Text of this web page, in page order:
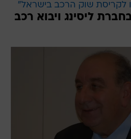
לקריסת שוק הרכב בישראל"
ליסינג ויבוא רכב